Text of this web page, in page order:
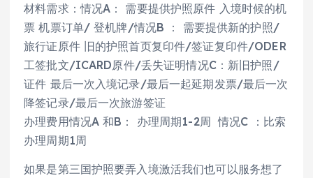
材料需求：情况A： 需要提供护照原件 入境时候的机
票 机票订单/ 登机牌/情况B ： 需要提供新的护照/
旅行证原件 旧的护照首页复印件/签证复印件/ODER
工签批文/ICARD原件/丢失证明情况C：新旧护照/
证件 最后一次入境记录/最后一起延期发票/最后一次
降签记录/最后一次旅游签证
办理费用情况A 和B： 办理周期1-2周 情况C ：比索
办理周期1周
如果是第三国护照要弄入境激活我们也可以服务想了